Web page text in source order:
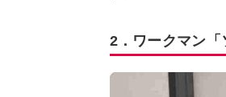
2．ワークマン「